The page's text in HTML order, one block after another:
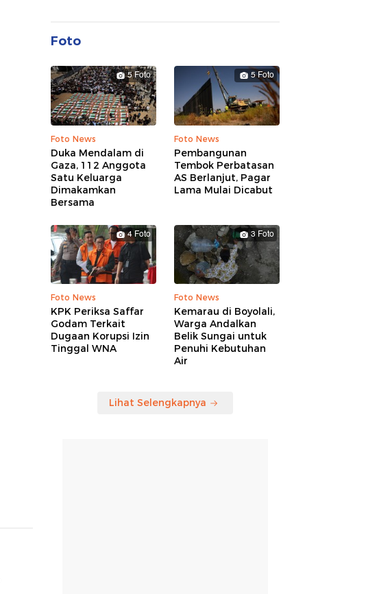
Foto
5 Foto
Foto News
Duka Mendalam di
Gaza, 112 Anggota
Satu Keluarga
Dimakamkan
Bersama
5 Foto
Foto News
Pembangunan
Tembok Perbatasan
AS Berlanjut, Pagar
Lama Mulai Dicabut
4 Foto
Foto News
KPK Periksa Saffar
Godam Terkait
Dugaan Korupsi Izin
Tinggal WNA
3 Foto
Foto News
Kemarau di Boyolali,
Warga Andalkan
Belik Sungai untuk
Penuhi Kebutuhan
Air
Lihat Selengkapnya